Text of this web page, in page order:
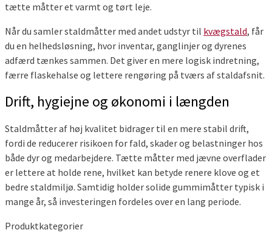
tætte måtter et varmt og tørt leje.
Når du samler staldmåtter med andet udstyr til kvægstald, får
du en helhedsløsning, hvor inventar, ganglinjer og dyrenes
adfærd tænkes sammen. Det giver en mere logisk indretning,
færre flaskehalse og lettere rengøring på tværs af staldafsnit.
Drift, hygiejne og økonomi i længden
Staldmåtter af høj kvalitet bidrager til en mere stabil drift,
fordi de reducerer risikoen for fald, skader og belastninger hos
både dyr og medarbejdere. Tætte måtter med jævne overflader
er lettere at holde rene, hvilket kan betyde renere klove og et
bedre staldmiljø. Samtidig holder solide gummimåtter typisk i
mange år, så investeringen fordeles over en lang periode.
Produktkategorier